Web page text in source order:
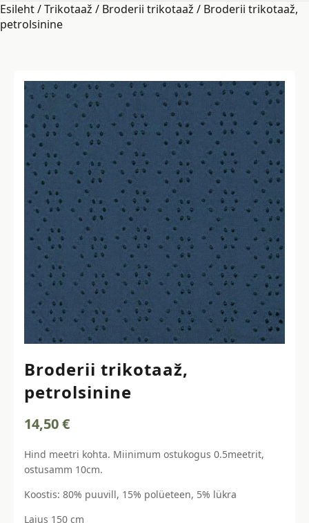
Esileht/Trikotaaž / Broderii trikotaaž / Broderii trikotaaž,
petrolsinine
Broderii trikotaaž,
petrolsinine
14,50€
Hind meetri kohta. Miinimum ostukogus 0.5meetrit,
ostusamm 10cm.
Koostis: 80% puuvill, 15% polüeteen, 5% lükra
Laius 150 cm